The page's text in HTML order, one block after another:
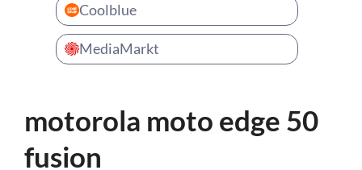
Coolblue
MediaMarkt
motorola moto edge 50
fusion